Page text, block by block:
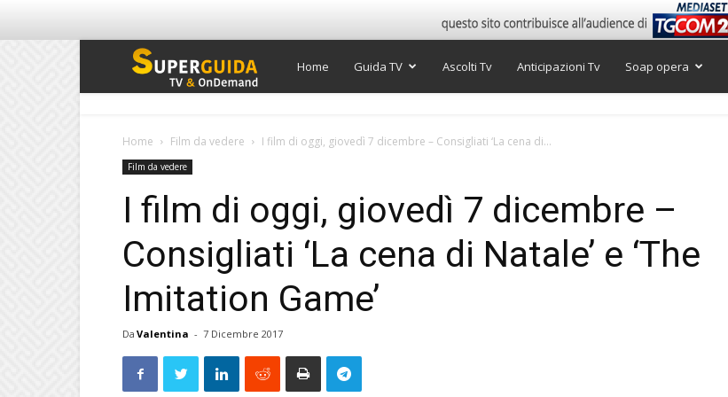
Super
Home Guida TV Ascolti Tv Anticipazioni Tv Soap opera
Home Film da vedere I film di oggi, giovedì 7 dicembre – Consigliati ‘La cena di...
Film da vedere
I film di oggi, giovedì 7 dicembre –
Consigliati ‘La cena di Natale’ e ‘The
Imitation Game’
Da Valentina - 7 Dicembre 2017